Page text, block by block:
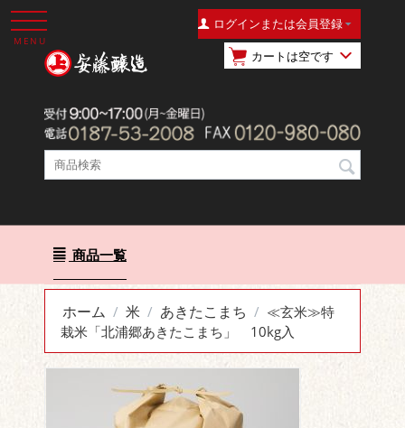
ログインまたは会員登録
カートは空です
MENU
商品一覧
ホーム / 米 / あきたこまち / ≪玄米≫特
栽米「北浦郷あきたこまち」 10kg入